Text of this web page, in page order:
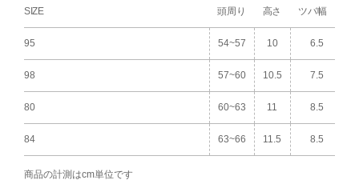
SIZE 頭周り 高さ ツバ幅
95 54~57 10 6.5
98 57~60 10.5 7.5
80 60~63 11 8.5
84 63~66 11.5 8.5
商品の計測はcm単位です